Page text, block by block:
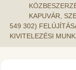
KAPUVÁR,
549 302)
KIVITELEZÉSI